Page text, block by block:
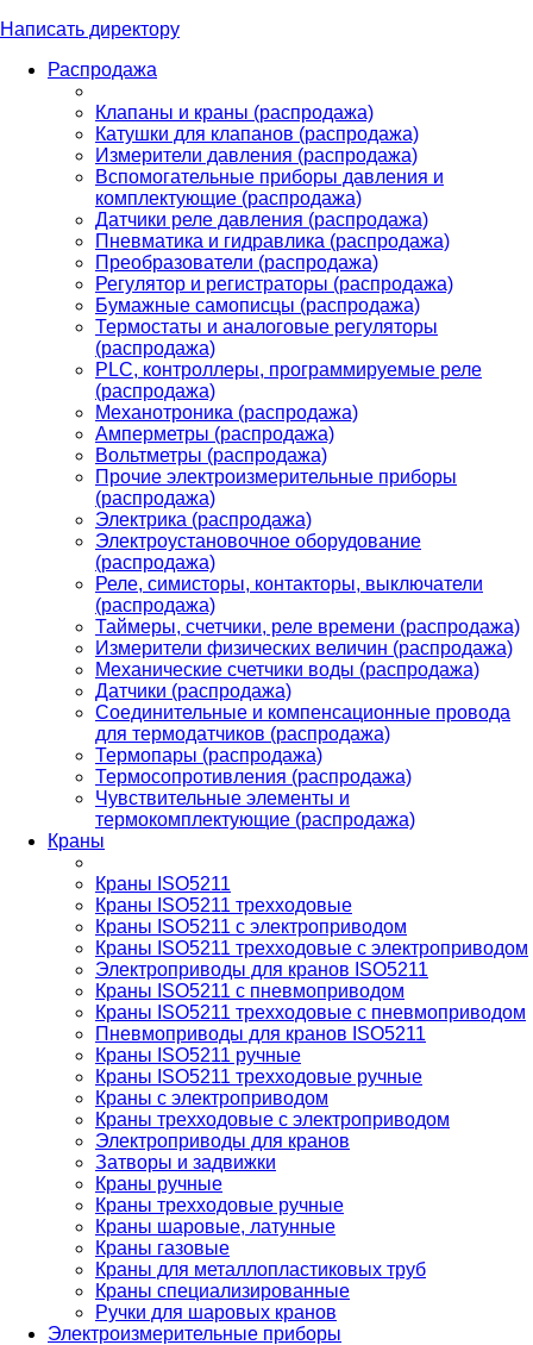
Написать директору
Распродажа
Клапаны и краны (распродажа)
Катушки для клапанов (распродажа)
Измерители давления (распродажа)
Вспомогательные приборы давления и
комплектующие (распродажа)
Датчики реле давления (распродажа)
Пневматика и гидравлика (распродажа)
Преобразователи (распродажа)
Регулятор и регистраторы (распродажа)
Бумажные самописцы (распродажа)
Термостаты и аналоговые регуляторы
(распродажа)
PLС, контроллеры, программируемые реле
(распродажа)
Механотроника (распродажа)
Амперметры (распродажа)
Вольтметры (распродажа)
Прочие электроизмерительные приборы
(распродажа)
Электрика (распродажа)
Электроустановочное оборудование
(распродажа)
Реле, симисторы, контакторы, выключатели
(распродажа)
Таймеры, счетчики, реле времени (распродажа)
Измерители физических величин (распродажа)
Механические счетчики воды (распродажа)
Датчики (распродажа)
Соединительные и компенсационные провода
для термодатчиков (распродажа)
Термопары (распродажа)
Термосопротивления (распродажа)
Чувствительные элементы и
термокомплектующие (распродажа)
Краны
Краны ISO5211
Краны ISO5211 трехходовые
Краны ISO5211 с электроприводом
Краны ISO5211 трехходовые с электроприводом
Электроприводы для кранов ISO5211
Краны ISO5211 с пневмоприводом
Краны ISO5211 трехходовые с пневмоприводом
Пневмоприводы для кранов ISO5211
Краны ISO5211 ручные
Краны ISO5211 трехходовые ручные
Краны с электроприводом
Краны трехходовые с электроприводом
Электроприводы для кранов
Затворы и задвижки
Краны ручные
Краны трехходовые ручные
Краны шаровые, латунные
Краны газовые
Краны для металлопластиковых труб
Краны специализированные
Ручки для шаровых кранов
Электроизмерительные приборы